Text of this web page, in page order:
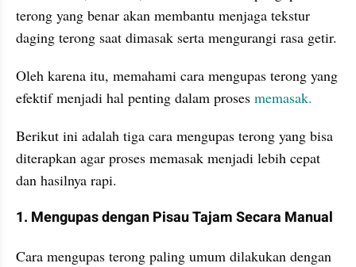
terong yang benar akan membantu menjaga tekstur
daging terong saat dimasak serta mengurangi rasa getir.
Oleh karena itu, memahami cara mengupas terong yang
efektif menjadi hal penting dalam proses memasak.
Berikut ini adalah tiga cara mengupas terong yang bisa
diterapkan agar proses memasak menjadi lebih cepat
dan hasilnya rapi.
1. Mengupas dengan Pisau Tajam Secara Manual
Cara mengupas terong paling umum dilakukan dengan